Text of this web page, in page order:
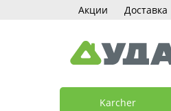
Акции Доставка
Karcher